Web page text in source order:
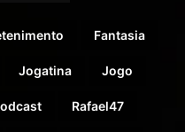
Fantasia
Jogatina Jogo
Rafael47